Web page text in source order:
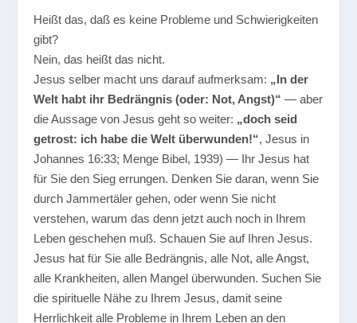
Heißt das, daß es keine Probleme und Schwierigkeiten
gibt?
Nein, das heißt das nicht.
Jesus selber macht uns darauf aufmerksam: „In der
Welt habt ihr Bedrängnis (oder: Not, Angst)“ — aber
die Aussage von Jesus geht so weiter: „doch seid
getrost: ich habe die Welt überwunden!“, Jesus in
Johannes 16:33; Menge Bibel, 1939) — Ihr Jesus hat
für Sie den Sieg errungen. Denken Sie daran, wenn Sie
durch Jammertäler gehen, oder wenn Sie nicht
verstehen, warum das denn jetzt auch noch in Ihrem
Leben geschehen muß. Schauen Sie auf Ihren Jesus.
Jesus hat für Sie alle Bedrängnis, alle Not, alle Angst,
alle Krankheiten, allen Mangel überwunden. Suchen Sie
die spirituelle Nähe zu Ihrem Jesus, damit seine
Herrlichkeit alle Probleme in Ihrem Leben an den